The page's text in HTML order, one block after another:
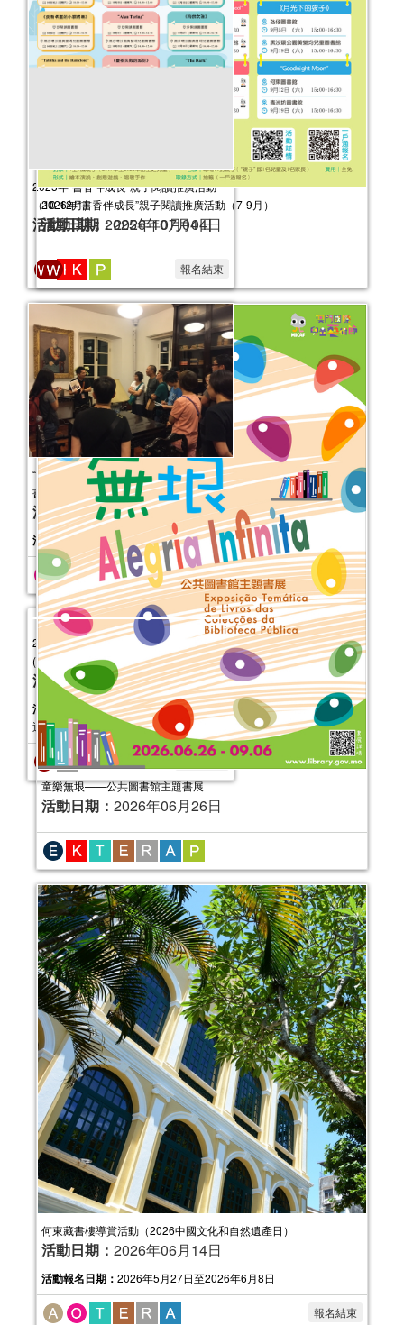
2026年“書香伴成長”親子閱讀推廣活動（7-9月）
活動日期：2026年07月04日
童樂無垠——公共圖書館主題書展
活動日期： 2026年06月26日
何東藏書樓導賞活動（2026中國文化和自然遺產日）
活動日期： 2026年06月14日
活動報名日期： 2026年5月27日至2026年6月8日
報名結束
“手繪灣區”線下文旅體驗活動
活動日期：2025年10月13日
2025年“書香伴成長”親子閱讀推廣活動
（10-12月）
活動日期： 2025年10月04日
報名結束
“東亞文化之都”系列活動——走進何東藏
書樓
活動日期：2025年09月27日
活動報名日期： 即日起至2025年9月22日
報名結束
2025年“節慶齊齊樂—親子閱讀工作坊”
(9-10月)
活動日期：2025年09月13日
活動報名日期： 2025年7月31日起於一戶
通接受報名
報名結束